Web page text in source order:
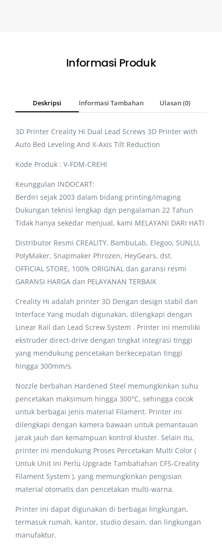
Informasi Produk
Deskripsi Informasi Tambahan Ulasan (0)
3D Printer Creality Hi Dual Lead Screws 3D Printer with
Auto Bed Leveling And X-Axis Tilt Reduction
Kode Produk : V-FDM-CREHI
Keunggulan INDOCART:
Berdiri sejak 2003 dalam bidang printing/imaging
Dukungan teknisi lengkap dgn pengalaman 22 Tahun
Tidak hanya sekedar menjual, kami MELAYANI DARI HATI
Distributor Resmi CREALITY, BambuLab, Elegoo, SUNLU,
PolyMaker, Snapmaker Phrozen, HeyGears, dst.
OFFICIAL STORE, 100% ORIGINAL dan garansi resmi
GARANSI HARGA dan PELAYANAN TERBAIK
Creality Hi adalah printer 3D Dengan design stabil dan
Interface Yang mudah digunakan, dilengkapi dengan
Linear Rail dan Lead Screw System . Printer ini memiliki
ekstruder direct-drive dengan tingkat integrasi tinggi
yang mendukung pencetakan berkecepatan tinggi
hingga 300mm/s.
Nozzle berbahan Hardened Steel memungkinkan suhu
pencetakan maksimum hingga 300°C, sehingga cocok
untuk berbagai jenis material Filament. Printer ini
dilengkapi dengan kamera bawaan untuk pemantauan
jarak jauh dan kemampuan kontrol kluster. Selain itu,
printer ini mendukung Proses Percetakan Multi Color (
Untuk Unit Ini Perlu Upgrade Tambahahan CFS-Creality
Filament System ), yang memungkinkan pengisian
material otomatis dan pencetakan multi-warna.
Printer ini dapat digunakan di berbagai lingkungan,
termasuk rumah, kantor, studio desain, dan lingkungan
manufaktur.